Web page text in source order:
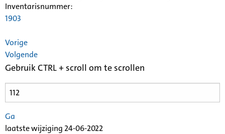
Inventarisnummer:
1903
Vorige
Volgende
Gebruik CTRL + scroll om te scrollen
Ga
laatste wijziging 24-06-2022